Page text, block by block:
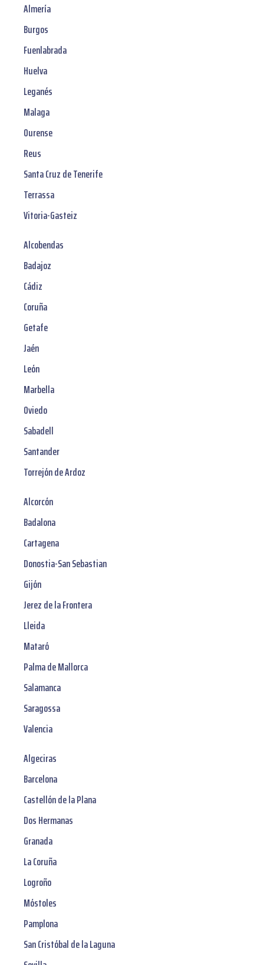
Almería
Burgos
Fuenlabrada
Huelva
Leganés
Malaga
Ourense
Reus
Santa Cruz de Tenerife
Terrassa
Vitoria-Gasteiz
Alcobendas
Badajoz
Cádiz
Coruña
Getafe
Jaén
León
Marbella
Oviedo
Sabadell
Santander
Torrejón de Ardoz
Alcorcón
Badalona
Cartagena
Donostia-San Sebastian
Gijón
Jerez de la Frontera
Lleida
Mataró
Palma de Mallorca
Salamanca
Saragossa
Valencia
Algeciras
Barcelona
Castellón de la Plana
Dos Hermanas
Granada
La Coruña
Logroño
Móstoles
Pamplona
San Cristóbal de la Laguna